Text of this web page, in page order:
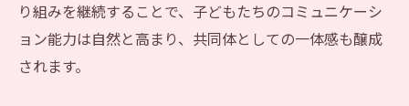
り組みを継続することで、子どもたちのコミュニケーシ
ョン能力は自然と高まり、共同体としての一体感も醸成
されます。